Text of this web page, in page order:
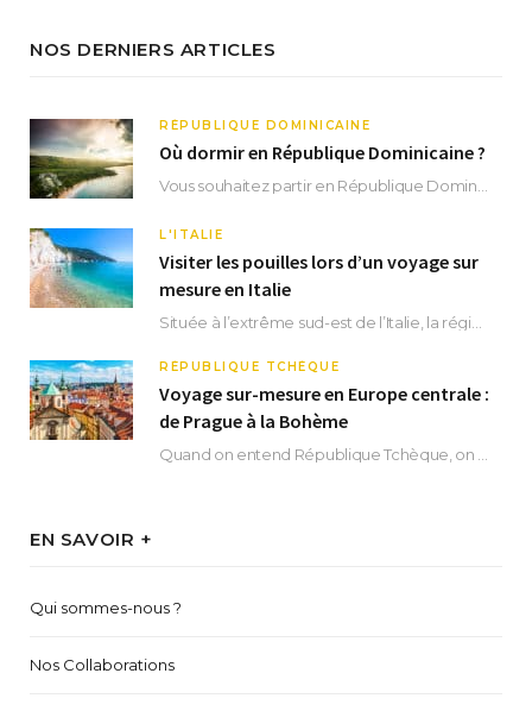
NOS DERNIERS ARTICLES
RÉPUBLIQUE DOMINICAINE
Où dormir en République Dominicaine ?
L'ITALIE
Visiter les pouilles lors d’un voyage sur
mesure en Italie
RÉPUBLIQUE TCHÈQUE
Voyage sur-mesure en Europe centrale :
de Prague à la Bohème
EN SAVOIR +
Qui sommes-nous ?
Nos Collaborations